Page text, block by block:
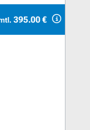
395.00 €